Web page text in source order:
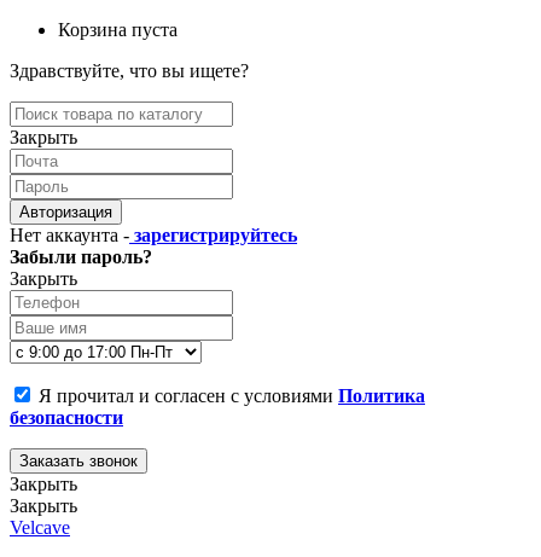
Корзина пуста
Здравствуйте, что вы ищете?
Закрыть
Авторизация
Нет аккаунта - зарегистрируйтесь
Забыли пароль?
Закрыть
Я прочитал и согласен с условиями Политика
безопасности
Заказать звонок
Закрыть
Закрыть
Velcave